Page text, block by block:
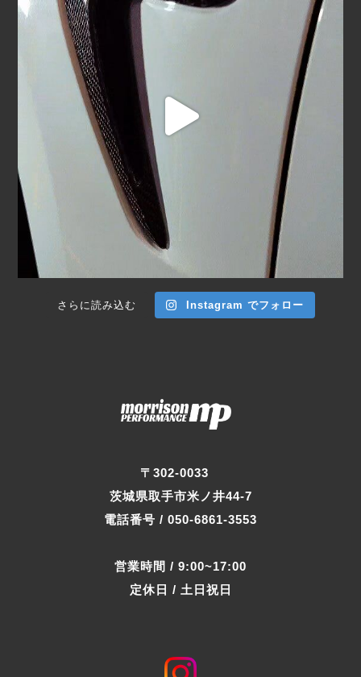
〒302-0033
茨城県取手市米ノ井44-7
電話番号 / 050-6861-3553
営業時間 / 9:00~17:00
定休日 / 土日祝日
さらに読み込む Instagram でフォロー